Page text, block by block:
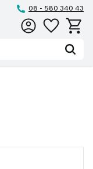
08 - 580 340 43
Favoriter